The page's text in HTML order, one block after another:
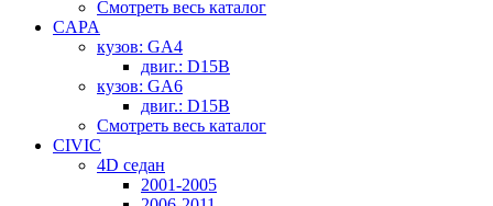
Смотреть весь каталог
CAPA
кузов: GA4
двиг.: D15B
кузов: GA6
двиг.: D15B
Смотреть весь каталог
CIVIC
4D седан
2001-2005